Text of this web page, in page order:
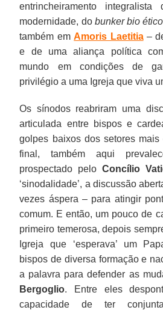
entrincheiramento
modernidade, do bunker bio ético
também emAmoris Laetitia–
e de uma aliança política
mundo em condições de
privilégio a uma Igreja que viva
Os sínodos reabriram uma
articulada entre bispos e
golpes baixos dos setores mais
final, também aqui
prospectado peloConcílio
‘sinodalidade’, a discussão
vezes áspera – para atingir
comum. E então, um pouco de
primeiro temerosa, depois
Igreja que ‘esperava’ um
bispos de diversa formação e
a palavra para defender as
Bergoglio. Entre eles
capacidade de ter